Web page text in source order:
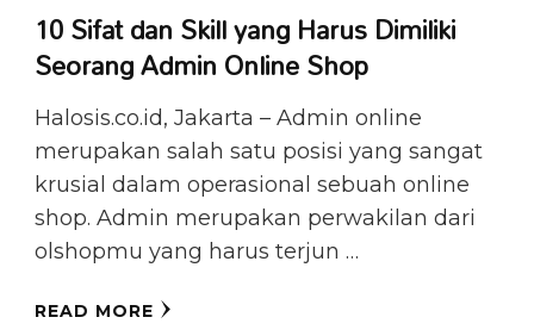
10 Sifat dan Skill yang Harus Dimiliki
Seorang Admin Online Shop
Halosis.co.id, Jakarta – Admin online
merupakan salah satu posisi yang sangat
krusial dalam operasional sebuah online
shop. Admin merupakan perwakilan dari
olshopmu yang harus terjun …
READ MORE